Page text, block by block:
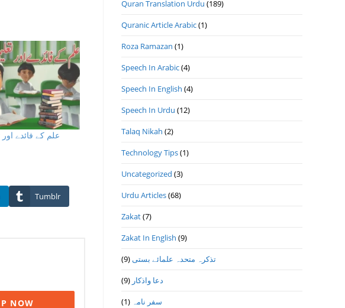
Tumblr
Quran Translation Urdu (189)
Quranic Article Arabic(1)
Roza Ramazan (1)
Speech In Arabic(4)
Speech In English (4)
Speech In Urdu (12)
Talaq Nikah (2)
Technology Tips(1)
Uncategorized (3)
Urdu Articles(68)
Zakat(7)
Zakat In English (9)
تذكرہ متحدہ علمائے بستى(9)
دعا واذكار (9)
سفر نامہ (1)